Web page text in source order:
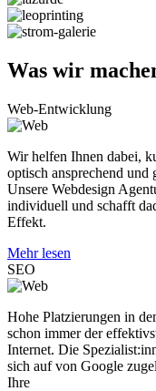
Was wir
Web-Entwicklung
Wir helfen Ihnen dabei,
optisch ansprechend
Unsere Webdesign
individuell und schafft
Effekt.
Mehr lesen
SEO
Hohe Platzierungen in
schon immer der
Internet. Die
sich auf von Google
Ihre